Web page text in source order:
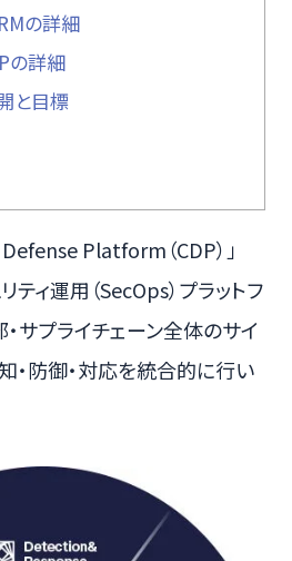
の詳細
の詳細
と目標
Platform（CDP）」
ティ運用（SecOps）プラットフ
・サプライチェーン全体のサイ
・防御・対応を統合的に行い